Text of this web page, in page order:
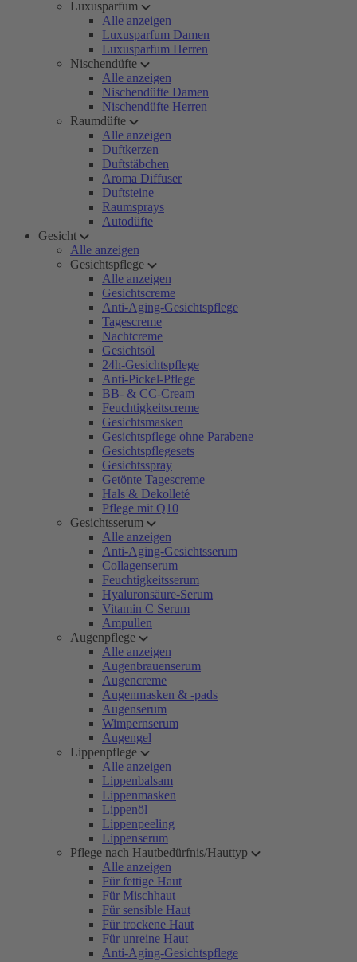
Luxusparfum
Alle anzeigen
Luxusparfum Damen
Luxusparfum Herren
Nischendüfte
Alle anzeigen
Nischendüfte Damen
Nischendüfte Herren
Raumdüfte
Alle anzeigen
Duftkerzen
Duftstäbchen
Aroma Diffuser
Duftsteine
Raumsprays
Autodüfte
Gesicht
Alle anzeigen
Gesichtspflege
Alle anzeigen
Gesichtscreme
Anti-Aging-Gesichtspflege
Tagescreme
Nachtcreme
Gesichtsöl
24h-Gesichtspflege
Anti-Pickel-Pflege
BB- & CC-Cream
Feuchtigkeitscreme
Gesichtsmasken
Gesichtspflege ohne Parabene
Gesichtspflegesets
Gesichtsspray
Getönte Tagescreme
Hals & Dekolleté
Pflege mit Q10
Gesichtsserum
Alle anzeigen
Anti-Aging-Gesichtsserum
Collagenserum
Feuchtigkeitsserum
Hyaluronsäure-Serum
Vitamin C Serum
Ampullen
Augenpflege
Alle anzeigen
Augenbrauenserum
Augencreme
Augenmasken & -pads
Augenserum
Wimpernserum
Augengel
Lippenpflege
Alle anzeigen
Lippenbalsam
Lippenmasken
Lippenöl
Lippenpeeling
Lippenserum
Pflege nach Hautbedürfnis/Hauttyp
Alle anzeigen
Für fettige Haut
Für Mischhaut
Für sensible Haut
Für trockene Haut
Für unreine Haut
Anti-Aging-Gesichtspflege